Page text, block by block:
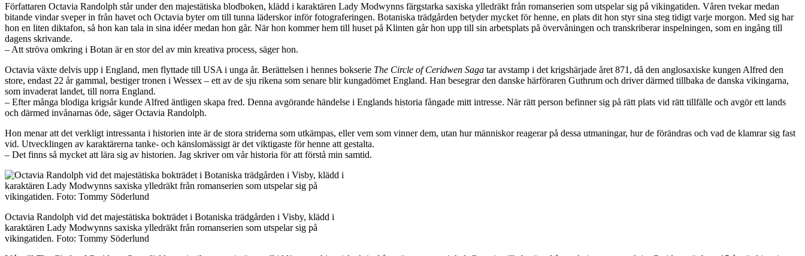
Författaren Octavia Randolph står under den majestätiska blodboken, klädd i karaktären Lady Modwynns färgstarka saxiska ylledräkt från romanserien som utspelar sig på vikingatiden. Våren tvekar medan
bitande vindar sveper in från havet och Octavia byter om till tunna läderskor inför fotograferingen. Botaniska trädgården betyder mycket för henne, en plats dit hon styr sina steg tidigt varje morgon. Med sig har
hon en liten diktafon, så hon kan tala in sina idéer medan hon går. När hon kommer hem till huset på Klinten går hon upp till sin arbetsplats på övervåningen och transkriberar inspelningen, som en ingång till
dagens skrivande.
– Att ströva omkring i Botan är en stor del av min kreativa process, säger hon.
Octavia växte delvis upp i England, men flyttade till USA i unga år. Berättelsen i hennes bokserie The Circle of Ceridwen Saga tar avstamp i det krigshärjade året 871, då den anglosaxiske kungen Alfred den
store, endast 22 år gammal, bestiger tronen i Wessex – ett av de sju rikena som senare blir kungadömet England. Han besegrar den danske härföraren Guthrum och driver därmed tillbaka de danska vikingarna,
som invaderat landet, till norra England.
– Efter många blodiga krigsår kunde Alfred äntligen skapa fred. Denna avgörande händelse i Englands historia fångade mitt intresse. När rätt person befinner sig på rätt plats vid rätt tillfälle och avgör ett lands
och därmed invånarnas öde, säger Octavia Randolph.
Hon menar att det verkligt intressanta i historien inte är de stora striderna som utkämpas, eller vem som vinner dem, utan hur människor reagerar på dessa utmaningar, hur de förändras och vad de klamrar sig fast
vid. Utvecklingen av karaktärerna tanke- och känslomässigt är det viktigaste för henne att gestalta.
– Det finns så mycket att lära sig av historien. Jag skriver om vår historia för att förstå min samtid.
Octavia Randolph vid det majestätiska bokträdet i Botaniska trädgården i Visby, klädd i
karaktären Lady Modwynns saxiska ylledräkt från romanserien som utspelar sig på
vikingatiden. Foto: Tommy Söderlund